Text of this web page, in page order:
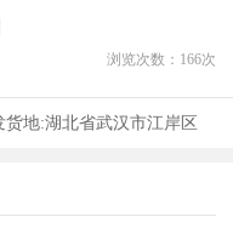
浏览次数： 166次
货地:湖北省武汉市江岸区